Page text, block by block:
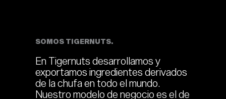
SOMOS TIGERNUTS.
En Tigernuts desarrollamos y
exportamos ingredientes derivados
de la chufa en todo el mundo.
Nuestro modelo de negocio es el de